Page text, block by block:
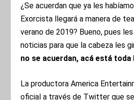
¿Se acuerdan que ya les
Exorcista llegará a manera de
verano de 2019? Bueno, pues
noticias para que la cabeza les
no se acuerdan, acá está toda
La productora America
oficial a través de Twitter que